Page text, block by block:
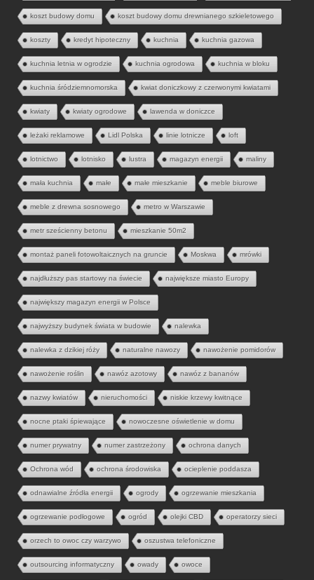
koszt budowy domu koszt budowy domu drewnianego szkieletowego
koszty kredyt hipoteczny kuchnia kuchnia gazowa
kuchnia letnia w ogrodzie kuchnia ogrodowa kuchnia w bloku
kuchnia śródziemnomorska kwiat doniczkowy z czerwonymi kwiatami
kwiaty kwiaty ogrodowe lawenda w doniczce
leżaki reklamowe Lidl Polska linie lotnicze loft
lotnictwo lotnisko lustra magazyn energii maliny
mała kuchnia małe małe mieszkanie meble biurowe
meble z drewna sosnowego metro w Warszawie
metr sześcienny betonu mieszkanie 50m2
montaż paneli fotowoltaicznych na gruncie Moskwa mrówki
najdłuższy pas startowy na świecie największe miasto Europy
największy magazyn energii w Polsce
najwyższy budynek świata w budowie nalewka
nalewka z dzikiej róży naturalne nawozy nawożenie pomidorów
nawożenie roślin nawóz azotowy nawóz z bananów
nazwy kwiatów nieruchomości niskie krzewy kwitnące
nocne ptaki śpiewające nowoczesne oświetlenie w domu
numer prywatny numer zastrzeżony ochrona danych
Ochrona wód ochrona środowiska ocieplenie poddasza
odnawialne źródła energii ogrody ogrzewanie mieszkania
ogrzewanie podłogowe ogród olejki CBD operatorzy sieci
orzech to owoc czy warzywo oszustwa telefoniczne
outsourcing informatyczny owady owoce